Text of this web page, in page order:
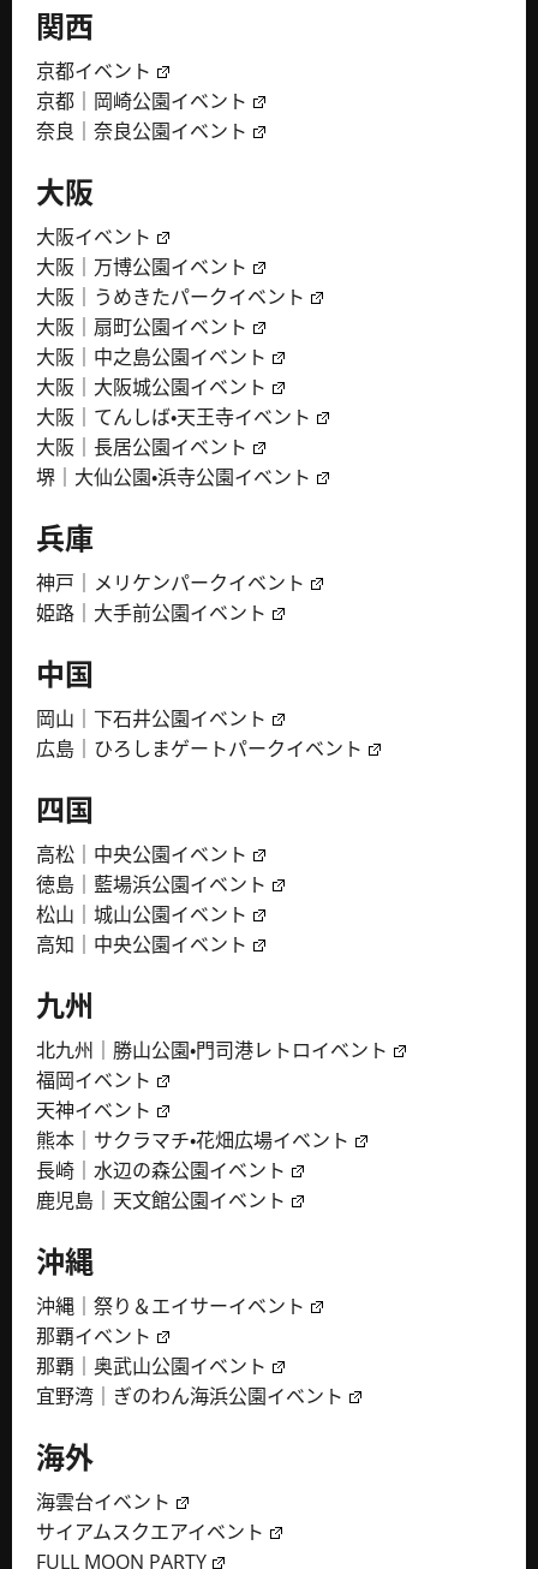
関西
京都イベント
京都｜岡崎公園イベント
奈良｜奈良公園イベント
大阪
大阪イベント
大阪｜万博公園イベント
大阪｜うめきたパークイベント
大阪｜扇町公園イベント
大阪｜中之島公園イベント
大阪｜大阪城公園イベント
大阪｜てんしば・天王寺イベント
大阪｜長居公園イベント
堺｜大仙公園・浜寺公園イベント
兵庫
神戸｜メリケンパークイベント
姫路｜大手前公園イベント
中国
岡山｜下石井公園イベント
広島｜ひろしまゲートパークイベント
四国
高松｜中央公園イベント
徳島｜藍場浜公園イベント
松山｜城山公園イベント
高知｜中央公園イベント
九州
北九州｜勝山公園・門司港レトロイベント
福岡イベント
天神イベント
熊本｜サクラマチ・花畑広場イベント
長崎｜水辺の森公園イベント
鹿児島｜天文館公園イベント
沖縄
沖縄｜祭り＆エイサーイベント
那覇イベント
那覇｜奥武山公園イベント
宜野湾｜ぎのわん海浜公園イベント
海外
海雲台イベント
サイアムスクエアイベント
FULL MOON PARTY